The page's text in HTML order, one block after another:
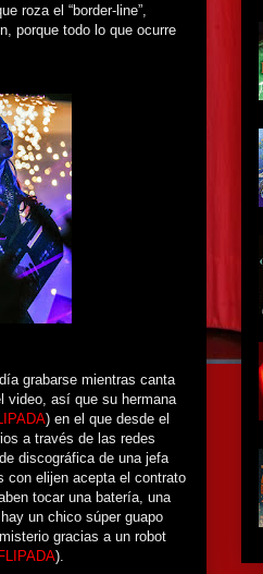
roza el “border-line”,
porque todo lo que ocurre
grabarse mientras canta
video, así que su hermana
) en el que desde el
a través de las redes
discográfica de una jefa
con elijen acepta el contrato
tocar una batería, una
un chico súper guapo
gracias a un robot
).